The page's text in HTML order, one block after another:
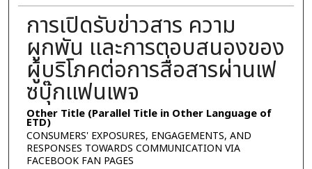
การเปิดรับข่าวสาร ความ
ผูกพัน และการตอบสนองของ
ผู้บริโภคต่อการสื่อสารผ่านเฟ
ซบุ๊กแฟนเพจ
Other Title (Parallel Title in Other Language of
ETD)
CONSUMERS' EXPOSURES, ENGAGEMENTS, AND
RESPONSES TOWARDS COMMUNICATION VIA
FACEBOOK FAN PAGES